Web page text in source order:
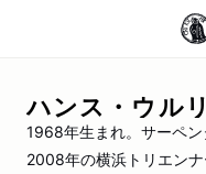
ハンス・ウル
1968年生まれ。サーペン
2008年の横浜トリエン